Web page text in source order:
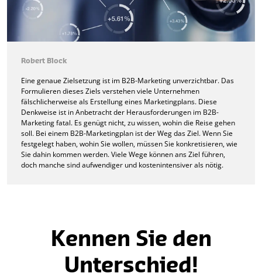
Robert Block
Eine genaue Zielsetzung ist im B2B-Marketing unverzichtbar. Das
Formulieren dieses Ziels verstehen viele Unternehmen
fälschlicherweise als Erstellung eines Marketingplans. Diese
Denkweise ist in Anbetracht der Herausforderungen im B2B-
Marketing fatal. Es genügt nicht, zu wissen, wohin die Reise gehen
soll. Bei einem B2B-Marketingplan ist der Weg das Ziel. Wenn Sie
festgelegt haben, wohin Sie wollen, müssen Sie konkretisieren, wie
Sie dahin kommen werden. Viele Wege können ans Ziel führen,
doch manche sind aufwendiger und kostenintensiver als nötig.
Kennen Sie den
Unterschied!